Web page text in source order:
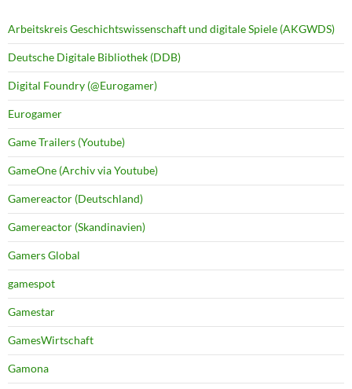
Arbeitskreis Geschichtswissenschaft und digitale Spiele (AKGWDS)
Deutsche Digitale Bibliothek (DDB)
Digital Foundry (@Eurogamer)
Eurogamer
Game Trailers (Youtube)
GameOne (Archiv via Youtube)
Gamereactor (Deutschland)
Gamereactor (Skandinavien)
Gamers Global
gamespot
Gamestar
GamesWirtschaft
Gamona